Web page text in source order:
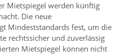
Mietspiegel werden künftig
Die neue
Mindeststandards fest, um die
rechtssicher und zuverlässig
Mietspiegel können nicht